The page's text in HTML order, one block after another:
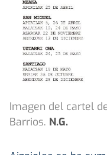
Imagen del cartel
Barrios. N.G.